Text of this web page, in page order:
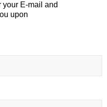
your E-mail and
upon